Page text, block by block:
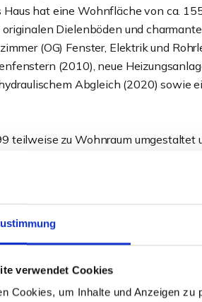
verwendet Cookies
Cookies, um Inhalte und Anzeigen
hat eine Wohnfläche von ca.
Dielenböden und
(OG) Fenster, Elektrik und
(2010), neue
Abgleich (2020) sowie
teilweise zu Wohnraum umgestaltet
44 m², die zweite mit ca. 56 m².
ideal für Mehrgenerationenwohnen,
"unter einem Dach",
Gestaltungsmöglichkeiten.